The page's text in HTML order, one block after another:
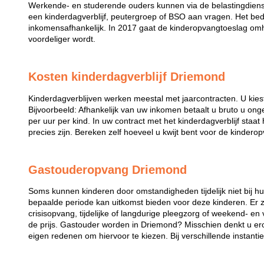
Werkende- en studerende ouders kunnen via de
een kinderdagverblijf, peutergroep of BSO aan vragen. Het
inkomensafhankelijk. In 2017 gaat de kinderopvangtoeslag
voordeliger wordt.
Kosten kinderdagverblijf Driemond
Kinderdagverblijven werken meestal met jaarcontracten. U
Bijvoorbeeld: Afhankelijk van uw inkomen betaalt u bruto u
per uur per kind. In uw contract met het kinderdagverblijf
precies zijn. Bereken zelf hoeveel u kwijt bent voor de
Gastouderopvang Driemond
Soms kunnen kinderen door omstandigheden tijdelijk niet bij
bepaalde periode kan uitkomst bieden voor deze kinderen. Er
crisisopvang, tijdelijke of langdurige pleegzorg of weekend-
de prijs. Gastouder worden in Driemond? Misschien denkt u
eigen redenen om hiervoor te kiezen. Bij verschillende